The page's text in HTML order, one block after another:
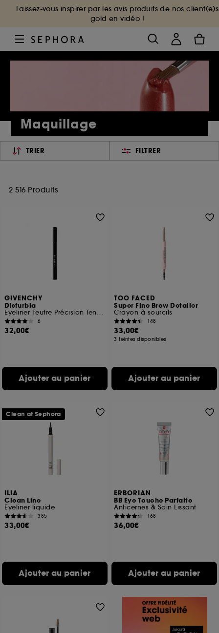
Laissez-vous inspirer par les avis produits de nos client(e)s
gold en vidéo !
Maquillage
TRIER FILTRER
2 516 Produits
GIVENCHY
Disturbia
Eyeliner Feutre Précision Tenue 24 heures
6
32,00€
Ajouter au panier
TOO FACED
Super Fine Brow Detailer
Crayon à sourcils
148
33,00€
3 teintes disponibles
Ajouter au panier
ILIA
Clean Line
Eyeliner liquide
385
33,00€
Ajouter au panier
Clean at Sephora
ERBORIAN
BB Eye Touche Parfaite
Anticernes & Soin Lissant
168
36,00€
Ajouter au panier